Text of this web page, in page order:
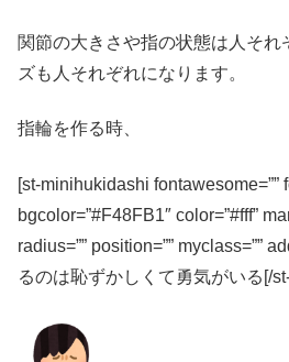
関節の大きさや指の状態は人それ
ズも人それぞれになります。
指輪を作る時、
[st-minihukidashi fontawesome=””
bgcolor=”#F48FB1″ color=”#fff”
radius=”” position=”” myclass=””
るのは恥ずかしくて勇気がいる[/